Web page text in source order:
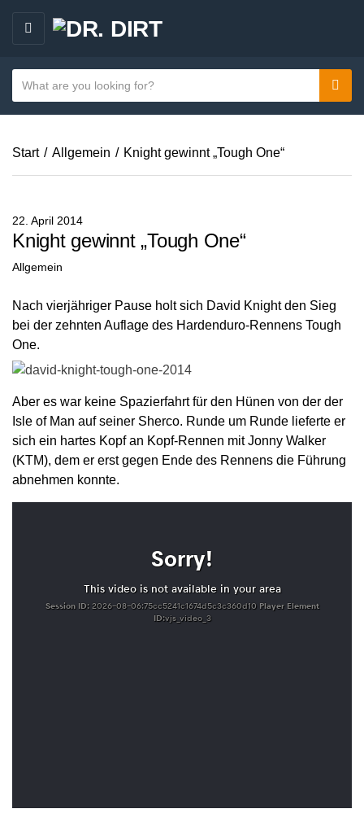
M
a
e
g
y
n
a
e
e
a
c
h
e
x
Start / Allgemein / Knight gewinnt „Tough One“
22. April 2014
Knight gewinnt „Tough One“
Allgemein
Nach vierjähriger Pause holt sich David Knight den Sieg
bei der zehnten Auflage des Hardenduro-Rennens Tough
One.
Aber es war keine Spazierfahrt für den Hünen von der der
Isle of Man auf seiner Sherco. Runde um Runde lieferte er
sich ein hartes Kopf an Kopf-Rennen mit Jonny Walker
(KTM), dem er erst gegen Ende des Rennens die Führung
abnehmen konnte.